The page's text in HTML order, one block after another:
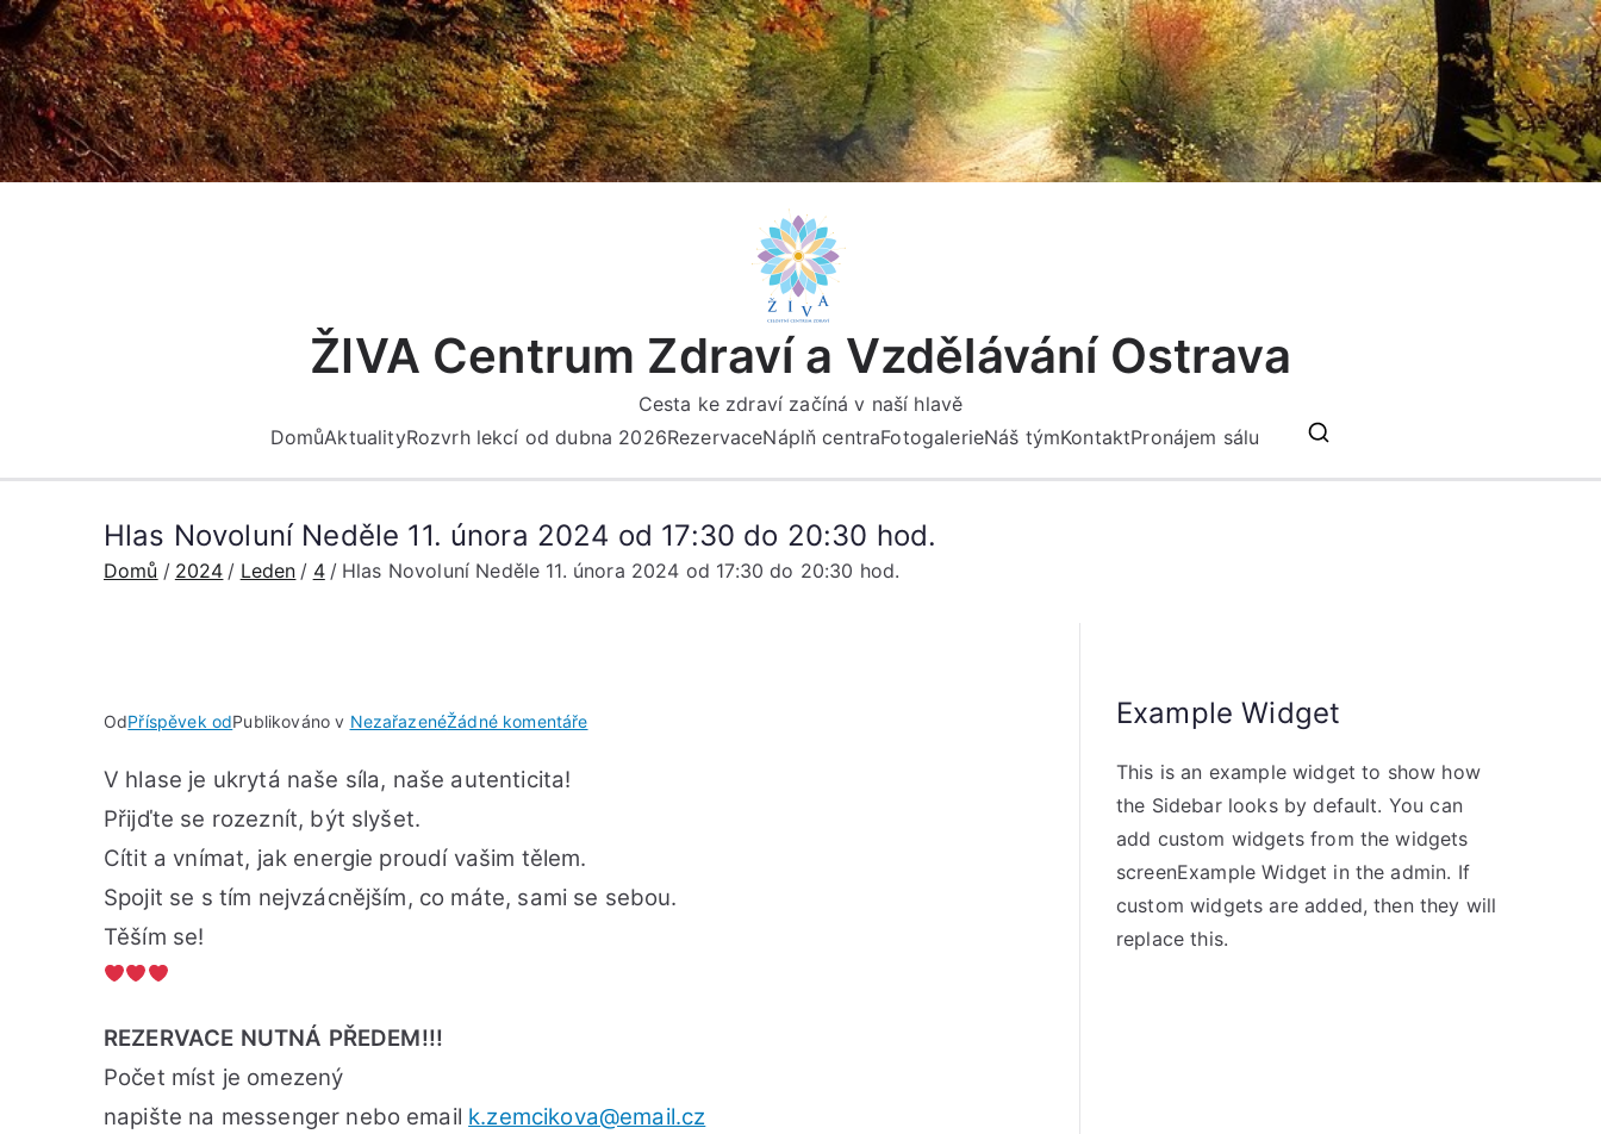
Přeskočit
na
obsah
ŽIVA Centrum Zdraví a Vzdělávání Ostrava
Cesta ke zdraví začíná v naší hlavě
DomůAktualityRozvrh lekcí od dubna 2026RezervaceNáplň centraFotogalerieNáš týmKontaktPronájem sálu
Hlas Novoluní Neděle 11. února 2024 od 17:30 do 20:30 hod.
Domů 2024 Leden 4 Hlas Novoluní Neděle 11. února 2024 od 17:30 do 20:30 hod.
OdPříspěvek odPublikováno v NezařazenéŽádné komentářeu
2024
V hlase je ukrytá naše síla, naše autenticita!
Přijďte se rozeznít, být slyšet.
Cítit a vnímat, jak energie proudí vašim tělem.
Spojit se s tím nejvzácnějším, co máte, sami se sebou.
Těším se!
REZERVACE NUTNÁ PŘEDEM!!!
Počet míst je omezený
napište na messenger nebo email k.zemcikova@email.cz
Example Widget
This is an example widget to show how
the Sidebar looks by default. You can
add custom widgets from the widgets
screenExample Widget in the admin. If
custom widgets are added, then they will
replace this.